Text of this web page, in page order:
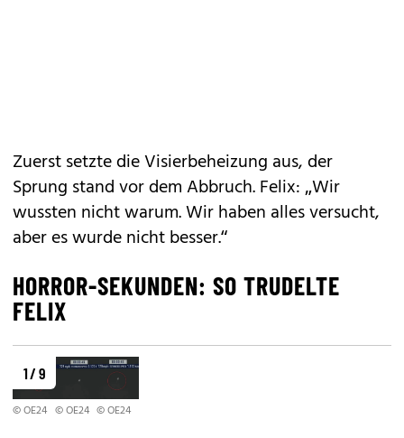
Zuerst setzte die Visierbeheizung aus, der
Sprung stand vor dem Abbruch. Felix: „Wir
wussten nicht warum. Wir haben alles versucht,
aber es wurde nicht besser.“
HORROR-SEKUNDEN: SO TRUDELTE
FELIX
1 / 9
© OE24 © OE24 © OE24